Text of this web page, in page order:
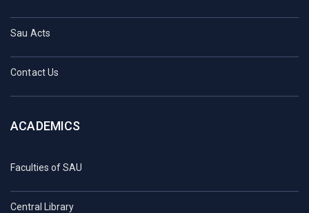
Sau Acts
Contact Us
ACADEMICS
Faculties of SAU
Central Library